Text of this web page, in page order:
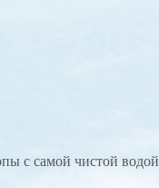
с самой чистой водой